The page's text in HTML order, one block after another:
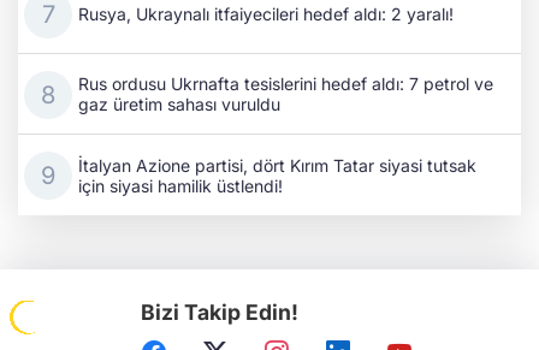
Rusya, Ukraynalı itfaiyecileri hedef aldı: 2 yaralı!
Rus ordusu Ukrnafta tesislerini hedef aldı: 7 petrol ve
gaz üretim sahası vuruldu
İtalyan Azione partisi, dört Kırım Tatar siyasi tutsak
için siyasi hamilik üstlendi!
Bizi Takip Edin!